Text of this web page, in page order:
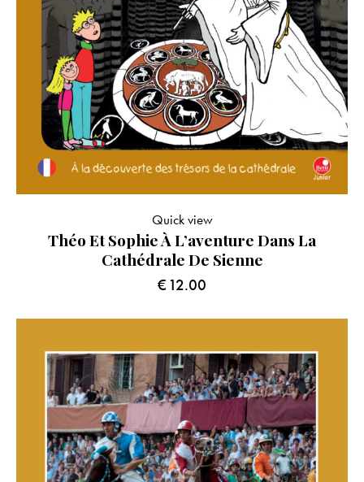
Théo Et Sophie À L’aventure Dans La
Cathédrale De Sienne
€12.00
Quick view